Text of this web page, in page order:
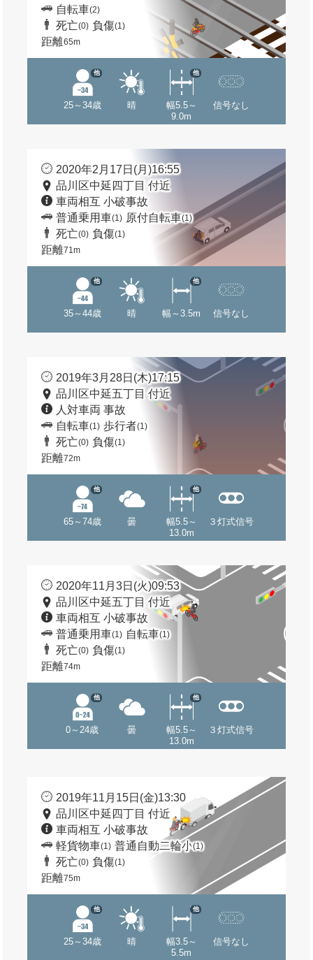
自転車(2)
死亡(0) 負傷(1)
距離65m
25～34歳
他
晴
幅5.5～
9.0m
他
信号なし
2020年2月17日(月)16:55
品川区中延四丁目 付近
車両相互 小破事故
普通乗用車(1) 原付自転車(1)
死亡(0) 負傷(1)
距離71m
35～44歳
他
晴 幅～3.5m
他
信号なし
2019年3月28日(木)17:15
品川区中延五丁目 付近
人対車両 事故
自転車(1) 歩行者(1)
死亡(0) 負傷(1)
距離72m
65～74歳
他
曇
幅5.5～
13.0m
他
３灯式信号
2020年11月3日(火)09:53
品川区中延五丁目 付近
車両相互 小破事故
普通乗用車(1) 自転車(1)
死亡(0) 負傷(1)
距離74m
0～24歳
他
曇
幅5.5～
13.0m
他
３灯式信号
2019年11月15日(金)13:30
品川区中延四丁目 付近
車両相互 小破事故
軽貨物車(1) 普通自動二輪小(1)
死亡(0) 負傷(1)
距離75m
25～34歳
他
晴
幅3.5～
5.5m
他
信号なし